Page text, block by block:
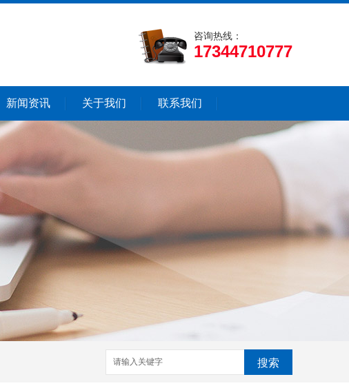
咨询热线：
17344710777
新闻资讯 关于我们 联系我们
搜索